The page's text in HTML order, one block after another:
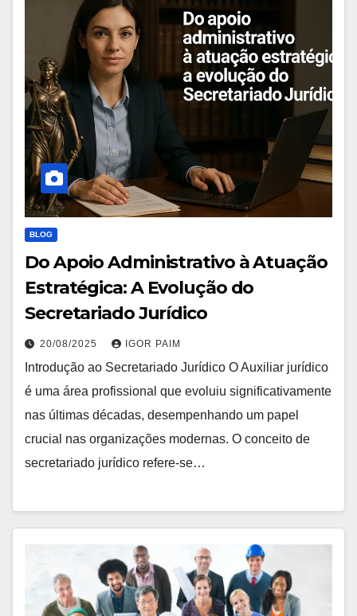
BLOG
Do Apoio Administrativo à Atuação
Estratégica: A Evolução do
Secretariado Jurídico
20/08/2025 IGOR PAIM
Introdução ao Secretariado Jurídico O Auxiliar jurídico
é uma área profissional que evoluiu significativamente
nas últimas décadas, desempenhando um papel
crucial nas organizações modernas. O conceito de
secretariado jurídico refere-se…